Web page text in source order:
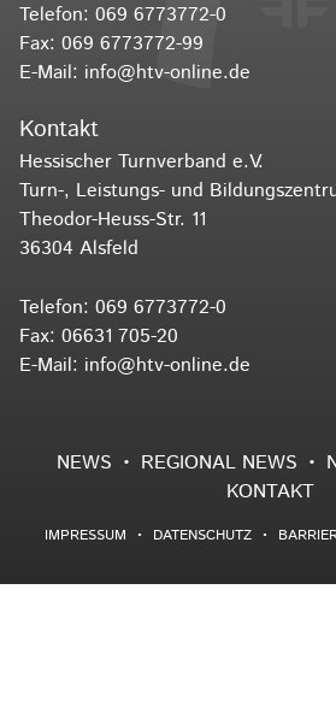
Telefon: 069 6773772-0
Fax: 069 6773772-99
E-Mail: info@htv-online.de
Kontakt
Hessischer Turnverband e.V.
Turn-, Leistungs- und
Theodor-Heuss-Str. 11
36304 Alsfeld
Telefon: 069 6773772-0
Fax: 06631 705-20
E-Mail: info@htv-online.de
NEWS REGIONAL NEWS
KONTAKT
IMPRESSUM DATENSCHUTZ